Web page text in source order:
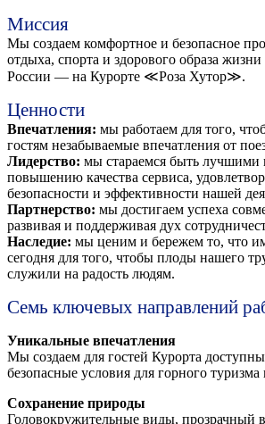
Миссия
Мы создаем комфортное и безопасное
отдыха, спорта и здорового образа
России — на Курорте ≪Роза Хутор≫.
Ценности
Впечатления: мы работаем для того,
гостям незабываемые впечатления от
Лидерство: мы стараемся быть лучшими
повышению качества сервиса,
безопасности и эффективности нашей
Партнерство: мы достигаем успеха
развивая и поддерживая дух
Наследие: мы ценим и бережем то, что
сегодня для того, чтобы плоды нашего
служили на радость людям.
Семь ключевых направлений
Уникальные впечатления
Мы создаем для гостей Курорта
безопасные условия для горного туризма
Сохранение природы
Головокружительные виды, прозрачный